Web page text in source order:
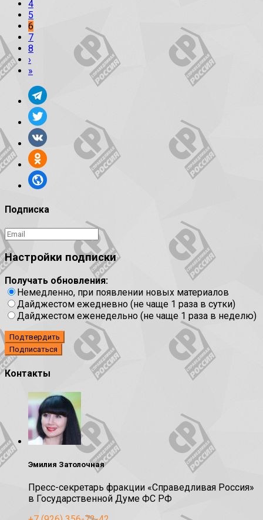
4
5
6
7
8
›
»
Подписка
Настройки подписки
Получать обновления:
Немедленно, при появлении новых материалов
Дайджестом ежедневно (не чаще 1 раза в сутки)
Дайджестом еженедельно (не чаще 1 раза в неделю)
Подтвердить
Контакты
Эмилия Затолочная
Пресс-секретарь фракции «Справедливая Россия»
в Государственной Думе ФС РФ